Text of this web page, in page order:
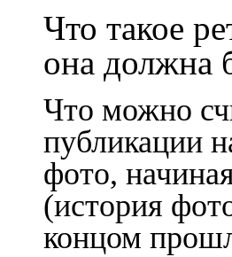
Что такое
она должна
Что можно
публикации
фото,
(история
концом